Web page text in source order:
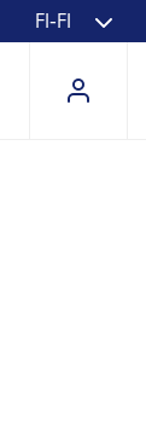
FI-FI